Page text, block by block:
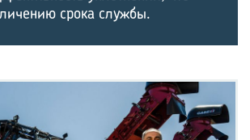
срока службы.